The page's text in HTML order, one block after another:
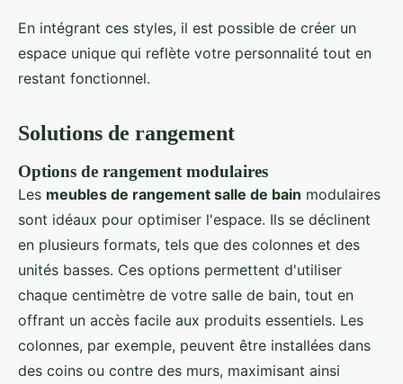
En intégrant ces styles, il est possible de créer un
espace unique qui reflète votre personnalité tout en
restant fonctionnel.
Solutions de rangement
Options de rangement modulaires
Les meubles de rangement salle de bain modulaires
sont idéaux pour optimiser l'espace. Ils se déclinent
en plusieurs formats, tels que des colonnes et des
unités basses. Ces options permettent d'utiliser
chaque centimètre de votre salle de bain, tout en
offrant un accès facile aux produits essentiels. Les
colonnes, par exemple, peuvent être installées dans
des coins ou contre des murs, maximisant ainsi